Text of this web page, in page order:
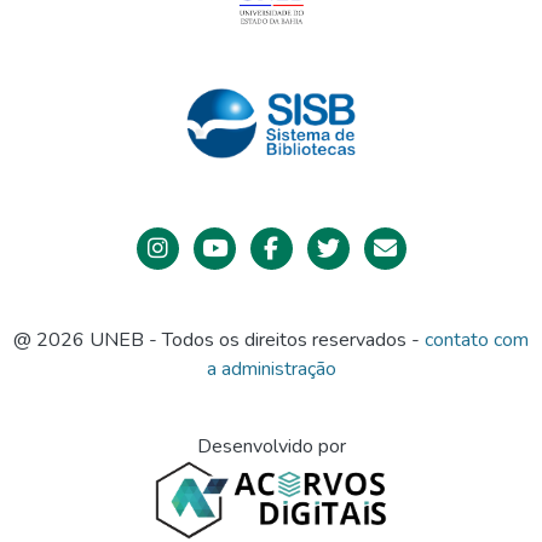
@ 2026 UNEB - Todos os direitos reservados - contato com
a administração
Desenvolvido por